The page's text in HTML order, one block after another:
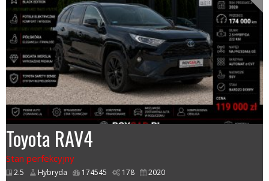
Toyota RAV4
Stan perfekcyjny
2.5 Hybryda 174545 178 2020